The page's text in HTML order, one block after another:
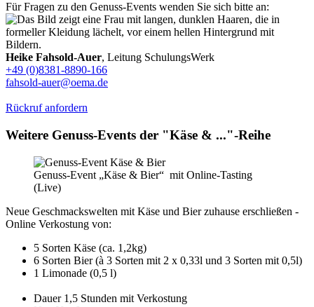
Für Fragen zu den Genuss-Events wenden Sie sich bitte an:
Heike Fahsold-Auer, Leitung SchulungsWerk
+49 (0)8381-8890-166
fahsold-auer@oema.de
Rückruf anfordern
Weitere Genuss-Events der "Käse & ..."-Reihe
Genuss-Event „Käse & Bier“ mit Online-Tasting
(Live)
Neue Geschmackswelten mit Käse und Bier zuhause erschließen -
Online Verkostung von:
5 Sorten Käse (ca. 1,2kg)
6 Sorten Bier (à 3 Sorten mit 2 x 0,33l und 3 Sorten mit 0,5l)
1 Limonade (0,5 l)
Dauer 1,5 Stunden mit Verkostung